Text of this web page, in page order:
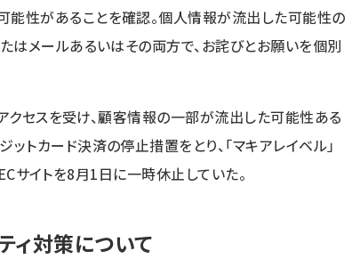
能性があることを確認。個人情報が流出した可能性の
はメールあるいはその両方で、お詫びとお願いを個別
クセスを受け、顧客情報の一部が流出した可能性ある
ットカード決済の停止措置をとり、「マキアレイベル」
サイトを8月1日に一時休止していた。
ィ対策について